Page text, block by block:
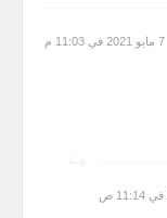
7 مايو 2021 في 11:03 م